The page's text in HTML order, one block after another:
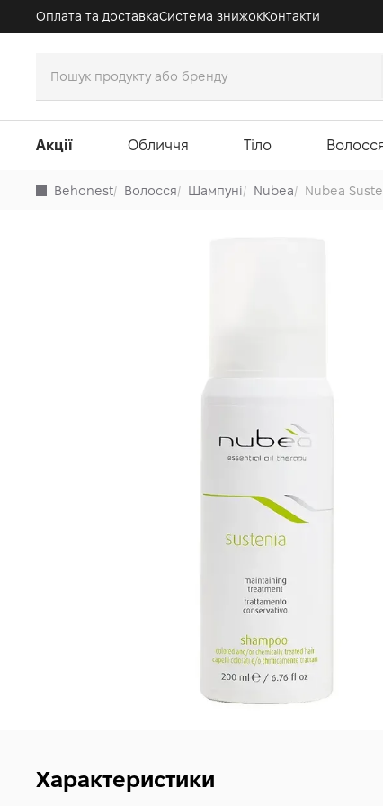
Оплата та доставкаСистема знижокКонтакти
Акції Обличчя Тіло
Behonest/ Волосся/ Шампуні/ Nubea/ Nubea
Характеристики